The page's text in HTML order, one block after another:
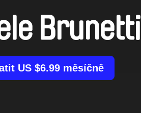
Brunetti
US $6.99 měsíčně